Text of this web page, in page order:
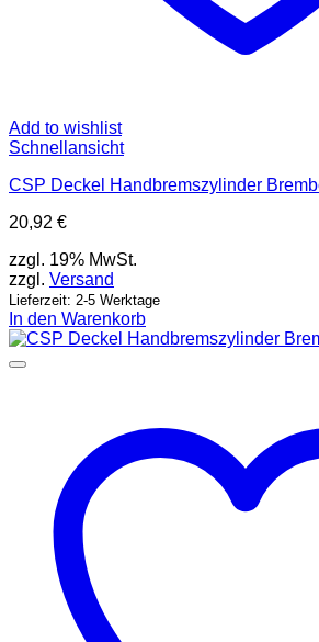
Add to wishlist
Schnellansicht
CSP Deckel Handbremszylinder
20,92 €
zzgl. 19% MwSt.
zzgl. Versand
Lieferzeit: 2-5 Werktage
In den Warenkorb